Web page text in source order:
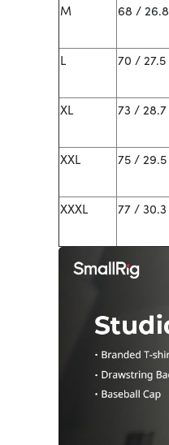
M 68 / 26.8
L 70 / 27.5
XL 73 / 28.7
XXL 75 / 29.5
XXXL 77 / 30.3